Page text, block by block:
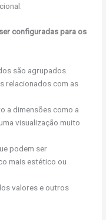
configuradas para os
são agrupados.
relacionados com as
a dimensões como a
visualização muito
podem ser
mais estético ou
valores e outros